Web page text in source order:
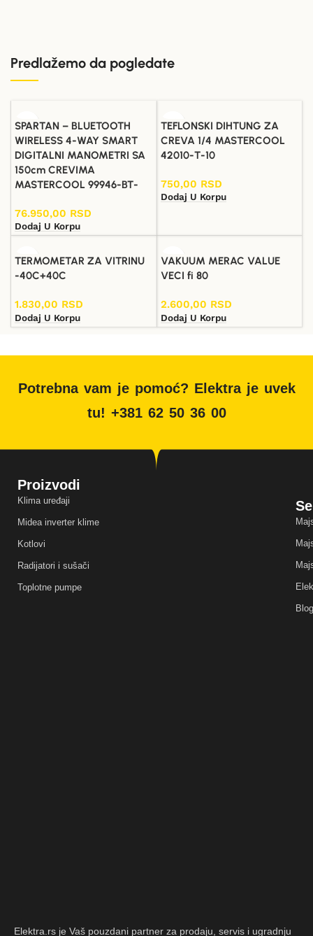
Predlažemo da pogledate
SPARTAN – BLUETOOTH
WIRELESS 4-WAY SMART
DIGITALNI MANOMETRI SA
150cm CREVIMA
MASTERCOOL 99946-BT-
76.950,00 RSD
Dodaj U Korpu
TEFLONSKI DIHTUNG ZA
CREVA 1/4 MASTERCOOL
42010-T-10
750,00 RSD
Dodaj U Korpu
TERMOMETAR ZA VITRINU
-40C+40C
1.830,00 RSD
Dodaj U Korpu
VAKUUM MERAC VALUE
VECI fi 80
2.600,00 RSD
Dodaj U Korpu
Potrebna vam je pomoć? Elektra je uvek
tu! +381 62 50 36 00
Proizvodi
Klima uređaji
Midea inverter klime
Kotlovi
Radijatori i sušači
Toplotne pumpe
Blog
Elektra.rs je Vaš pouzdani partner za prodaju, servis i ugradnju